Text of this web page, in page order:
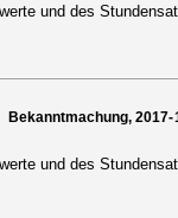
und des
Bekanntmachung, 2017-
und des